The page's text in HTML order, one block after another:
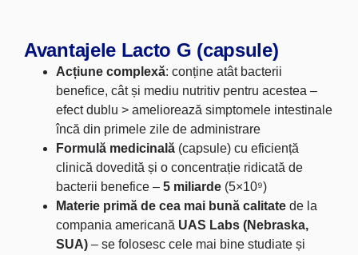
Avantajele Lacto G (capsule)
Acțiune complexă: conține atât bacterii
benefice, cât și mediu nutritiv pentru acestea –
efect dublu > ameliorează simptomele intestinale
încă din primele zile de administrare
Formulă medicinală (capsule) cu eficiență
clinică dovedită și o concentrație ridicată de
bacterii benefice – 5 miliarde (5×10⁹)
Materie primă de cea mai bună calitate de la
compania americană UAS Labs (Nebraska,
SUA) – se folosesc cele mai bine studiate și